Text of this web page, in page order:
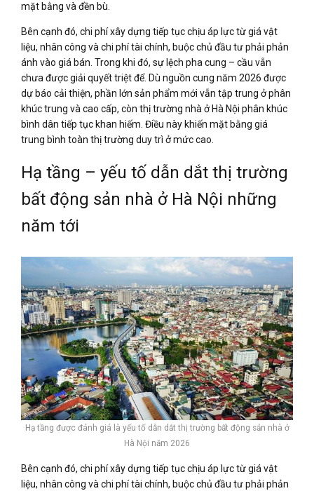
mặt bằng và đền bù.
Bên cạnh đó, chi phí xây dựng tiếp tục chịu áp lực từ giá vật
liệu, nhân công và chi phí tài chính, buộc chủ đầu tư phải phản
ánh vào giá bán. Trong khi đó, sự lệch pha cung – cầu vẫn
chưa được giải quyết triệt để. Dù nguồn cung năm 2026 được
dự báo cải thiện, phần lớn sản phẩm mới vẫn tập trung ở phân
khúc trung và cao cấp, còn thị trường nhà ở Hà Nội phân khúc
bình dân tiếp tục khan hiếm. Điều này khiến mặt bằng giá
trung bình toàn thị trường duy trì ở mức cao.
Hạ tầng – yếu tố dẫn dắt thị trường
bất động sản nhà ở Hà Nội những
năm tới
Hạ tầng được đánh giá là yếu tố dẫn dắt thị trường bất động sản nhà ở
Hà Nội năm 2026
Bên cạnh đó, chi phí xây dựng tiếp tục chịu áp lực từ giá vật
liệu, nhân công và chi phí tài chính, buộc chủ đầu tư phải phản